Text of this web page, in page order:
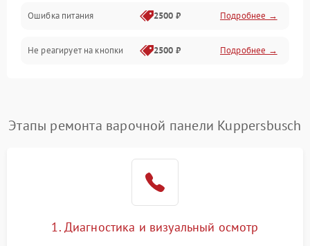
Ошибка питания 2500 ₽ Подробнее →
Не реагирует на кнопки 2500 ₽ Подробнее →
Этапы ремонта варочной панели Kuppersbusch
1. Диагностика и визуальный осмотр